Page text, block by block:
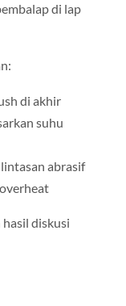
di lap
di akhir
suhu
abrasif
diskusi